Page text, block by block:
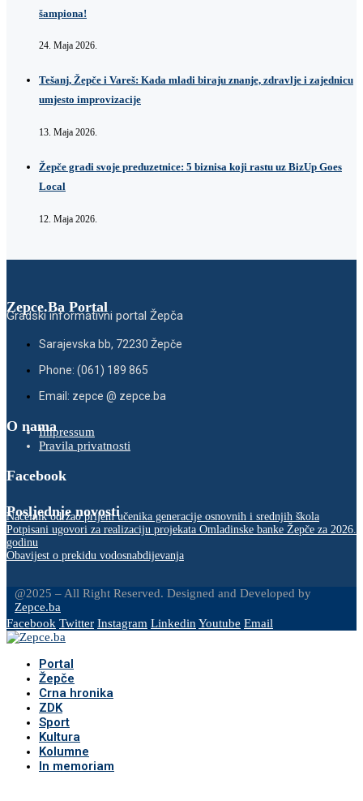
šampiona!
24. Maja 2026.
Tešanj, Žepče i Vareš: Kada mladi biraju znanje, zdravlje i zajednicu
umjesto improvizacije
13. Maja 2026.
Žepče gradi svoje preduzetnice: 5 biznisa koji rastu uz BizUp Goes
Local
12. Maja 2026.
Zepce.Ba Portal
Gradski informativni portal Žepča
Sarajevska bb, 72230 Žepče
Phone: (061) 189 865
Email: zepce @ zepce.ba
O namaImpressum
Pravila privatnosti
Facebook
Posljednje novosti
Načelnik održao prijem učenika generacije osnovnih i srednjih škola
Potpisani ugovori za realizaciju projekata Omladinske banke Žepče za 2026.
godinu
Obavijest o prekidu vodosnabdijevanja
@2025 – All Right Reserved. Designed and Developed by
Zepce.ba
Facebook Twitter Instagram LinkedinYoutube Email
Portal
Žepče
Crna hronika
ZDK
Sport
Kultura
Kolumne
In memoriam